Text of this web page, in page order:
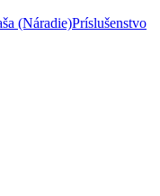
(Náradie)Príslušenstvo